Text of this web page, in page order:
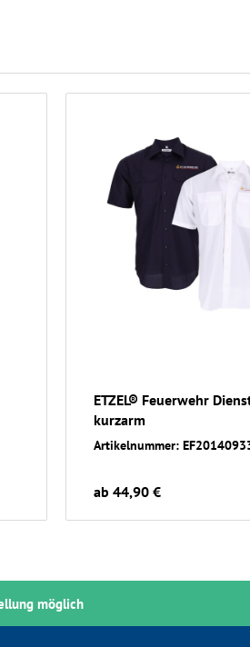
ETZEL® Feuerwehr
kurzarm
Artikelnummer:
ab 44,90 €
möglich